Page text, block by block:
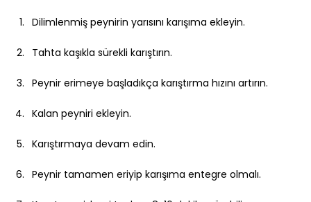
Dilimlenmiş peynirin yarısını karışıma ekleyin.
Tahta kaşıkla sürekli karıştırın.
Peynir erimeye başladıkça karıştırma hızını artırın.
Kalan peyniri ekleyin.
Karıştırmaya devam edin.
Peynir tamamen eriyip karışıma entegre olmalı.